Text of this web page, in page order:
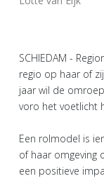
SCHIEDAM -
regio op haar of
jaar wil de
voro het voetlicht
Een rolmodel is
of haar omgeving
een positieve